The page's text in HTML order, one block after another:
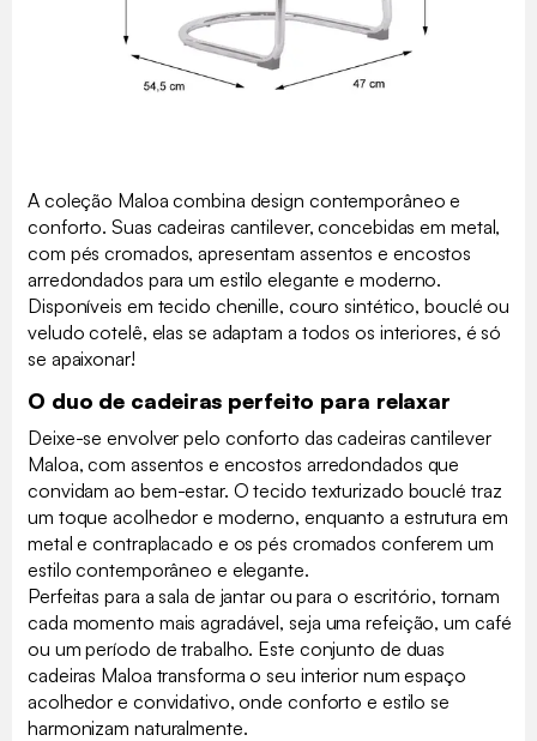
A coleção Maloa combina design contemporâneo e
conforto. Suas cadeiras cantilever, concebidas em metal,
com pés cromados, apresentam assentos e encostos
arredondados para um estilo elegante e moderno.
Disponíveis em tecido chenille, couro sintético, bouclé ou
veludo cotelê, elas se adaptam a todos os interiores, é só
se apaixonar!
O duo de cadeiras perfeito para relaxar
Deixe-se envolver pelo conforto das cadeiras cantilever
Maloa, com assentos e encostos arredondados que
convidam ao bem-estar. O tecido texturizado bouclé traz
um toque acolhedor e moderno, enquanto a estrutura em
metal e contraplacado e os pés cromados conferem um
estilo contemporâneo e elegante.
Perfeitas para a sala de jantar ou para o escritório, tornam
cada momento mais agradável, seja uma refeição, um café
ou um período de trabalho. Este conjunto de duas
cadeiras Maloa transforma o seu interior num espaço
acolhedor e convidativo, onde conforto e estilo se
harmonizam naturalmente.